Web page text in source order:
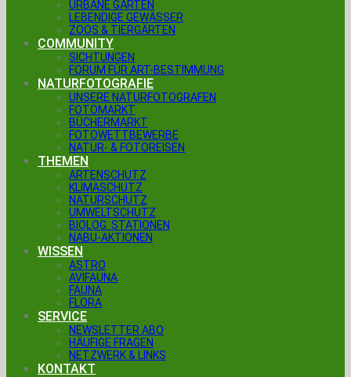
URBANE GÄRTEN
LEBENDIGE GEWÄSSER
ZOOS & TIERGÄRTEN
COMMUNITY
SICHTUNGEN
FORUM FÜR ART-BESTIMMUNG
NATURFOTOGRAFIE
UNSERE NATURFOTOGRAFEN
FOTOMARKT
BÜCHERMARKT
FOTOWETTBEWERBE
NATUR- & FOTOREISEN
THEMEN
ARTENSCHUTZ
KLIMASCHUTZ
NATURSCHUTZ
UMWELTSCHUTZ
BIOLOG. STATIONEN
NABU-AKTIONEN
WISSEN
ASTRO
AVIFAUNA
FAUNA
FLORA
SERVICE
NEWSLETTER ABO
HÄUFIGE FRAGEN
NETZWERK & LINKS
KONTAKT